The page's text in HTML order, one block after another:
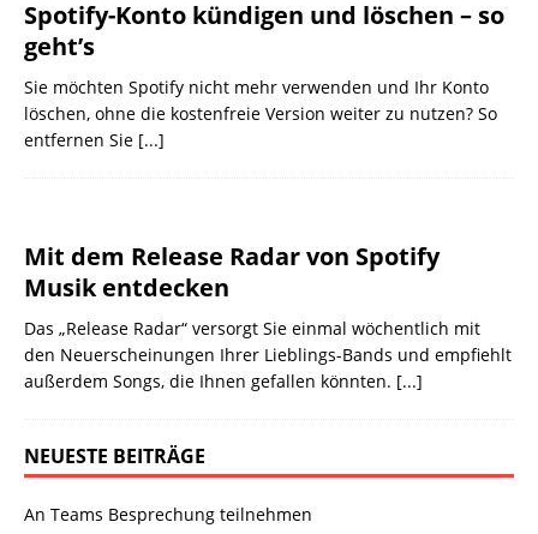
Spotify-Konto kündigen und löschen – so
geht’s
Sie möchten Spotify nicht mehr verwenden und Ihr Konto
löschen, ohne die kostenfreie Version weiter zu nutzen? So
entfernen Sie [...]
Mit dem Release Radar von Spotify
Musik entdecken
Das „Release Radar“ versorgt Sie einmal wöchentlich mit
den Neuerscheinungen Ihrer Lieblings-Bands und empfiehlt
außerdem Songs, die Ihnen gefallen könnten. [...]
NEUESTE BEITRÄGE
An Teams Besprechung teilnehmen